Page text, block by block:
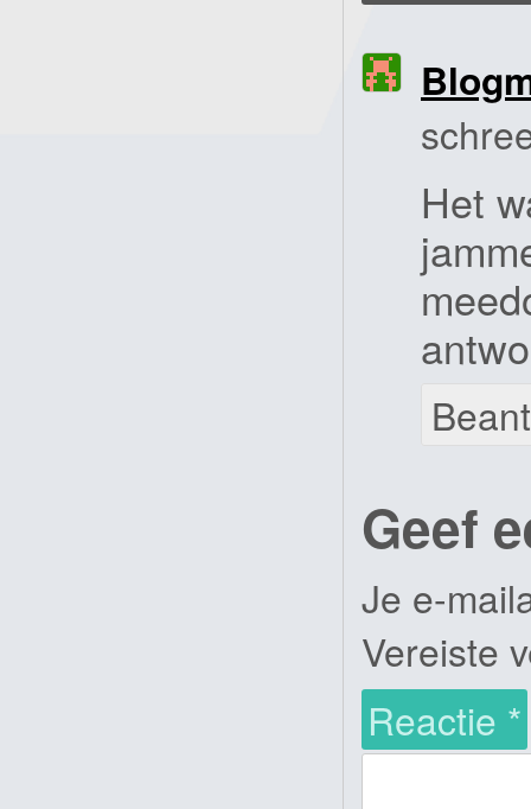
Het
Geef
Je e-
Vereiste
Reactie *